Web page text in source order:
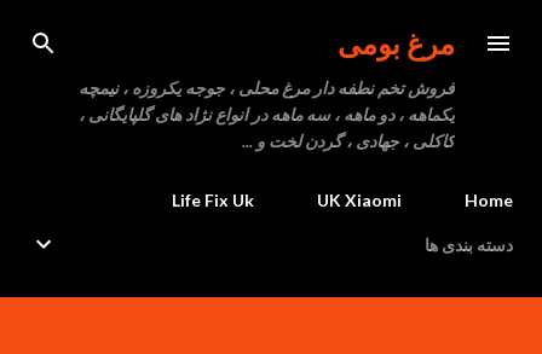
مرغ بومی
فروش تخم نطفه دار مرغ محلی ، جوجه یکروزه ، نیمچه
یکماهه ، دو ماهه ، سه ماهه در انواع نژاد های گلپایگانی ،
کاکلی ، جهادی ، گردن لخت و ...
Home
UK Xiaomi
Life Fix Uk
دسته بندی ها